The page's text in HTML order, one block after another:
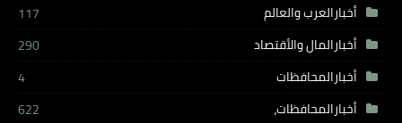
أخبارالعرب والعالم
117
أخبارالمال والأقتصاد
290
أخبارالمحافظات
4
أخبارالمحافظات،
622